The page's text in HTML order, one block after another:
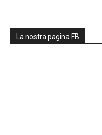
La nostra pagina FB